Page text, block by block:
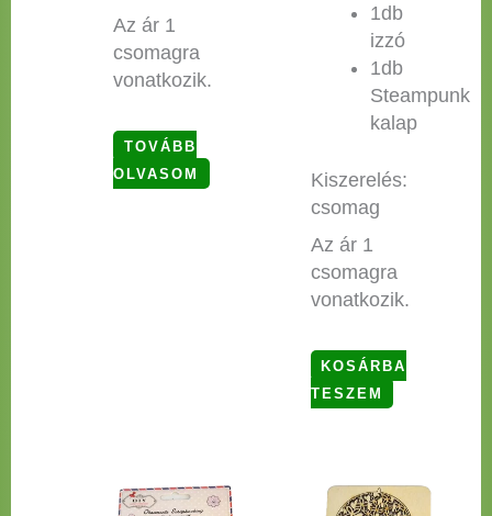
Az ár 1
csomagra
vonatkozik.
TOVÁBB
OLVASOM
1db
izzó
1db
Steampunk
kalap
Kiszerelés:
csomag
Az ár 1
csomagra
vonatkozik.
KOSÁRBA
TESZEM